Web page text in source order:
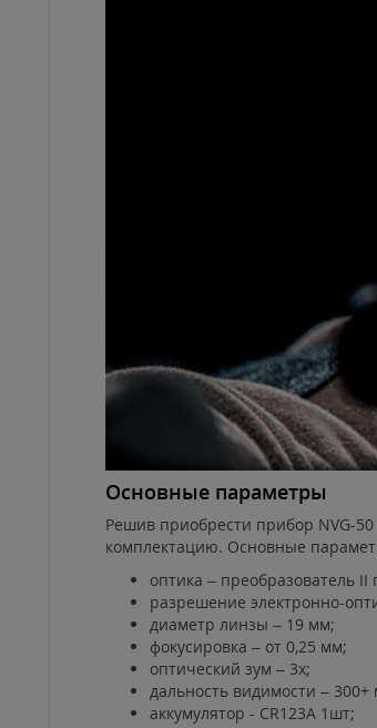
Основные параметры
Решив приобрести прибор NVG-50
комплектацию. Основные
оптика – преобразователь
разрешение электронно-
диаметр линзы – 19 мм;
фокусировка – от 0,25 мм;
оптический зум – 3х;
дальность видимости – 300+
аккумулятор - CR123A 1шт;